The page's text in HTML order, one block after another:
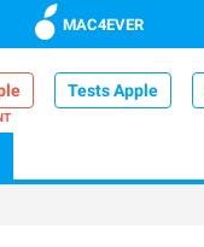
MAC4EVER
Tests Apple